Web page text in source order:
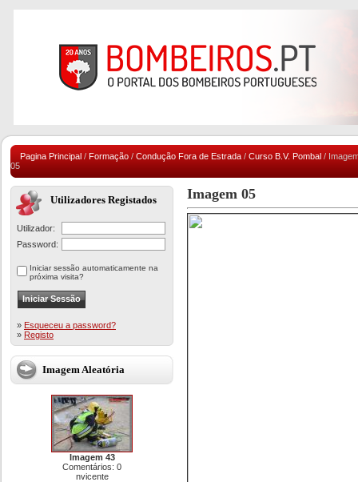
Pagina Principal / Formação / Condução Fora de Estrada / Curso B.V. Pombal /
05
Utilizadores Registados
Utilizador:
Password:
Iniciar sessão automaticamente na
próxima visita?
» Esqueceu a password?
» Registo
Imagem Aleatória
Imagem 43
Comentários: 0
nvicente
Imagem 05